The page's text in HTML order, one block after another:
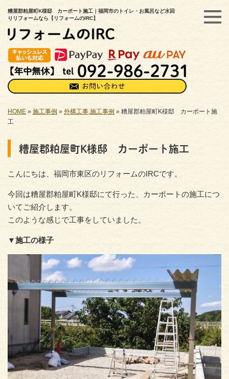
糟屋郡粕屋町K様邸 カーポート施工｜福岡市のトイレ・お風呂など水回
りリフォームなら【リフォームのIRC】
HOME » 施工事例 » 外構工事,施工事例 » 糟屋郡粕屋町K様邸 カーポート施
工
糟屋郡粕屋町K様邸 カーポート施工
こんにちは、福岡市東区のリフォームのIRCです。
今回は糟屋郡粕屋町K様邸にて行った、カーポートの施工につ
いてご紹介します。
このような感じで工事をしていました。
▼施工の様子